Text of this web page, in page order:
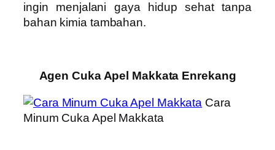
ingin menjalani gaya hidup sehat tanpa
bahan kimia tambahan.
Agen Cuka Apel Makkata Enrekang
Cara
Minum Cuka Apel Makkata